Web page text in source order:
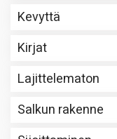
Kevyttä
Kirjat
Lajittelematon
Salkun rakenne